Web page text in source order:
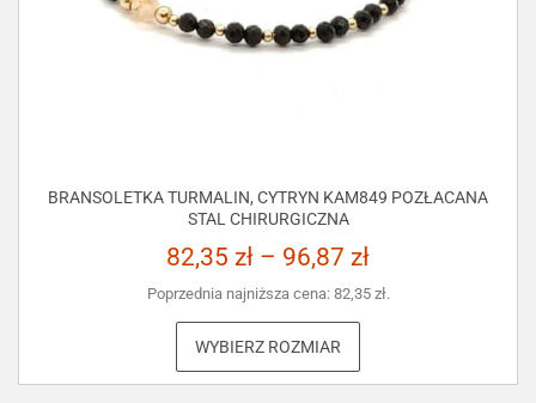
BRANSOLETKA TURMALIN, CYTRYN KAM849 POZŁACANA
STAL CHIRURGICZNA
82,35 zł – 96,87 zł
Poprzednia najniższa cena: 82,35 zł.
WYBIERZ ROZMIAR